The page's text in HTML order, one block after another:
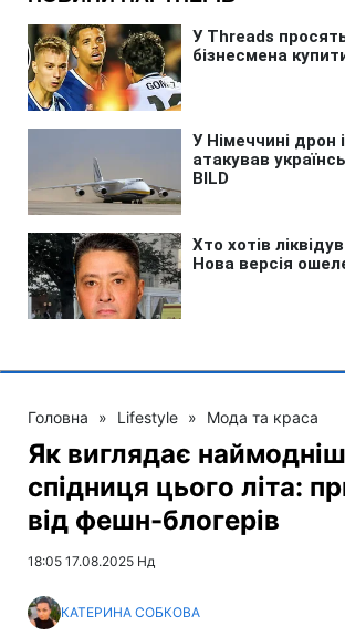
Головна » Lifestyle » Мода та краса
Як виглядає
спідниця цього літа:
від фешн-блогерів
18:05 17.08.2025 Нд
КАТЕРИНА СОБКОВА